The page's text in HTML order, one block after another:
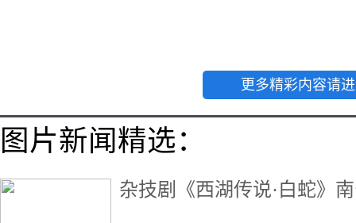
更多精彩内容请
图片新闻精选：
杂技剧《西湖传说·白蛇》